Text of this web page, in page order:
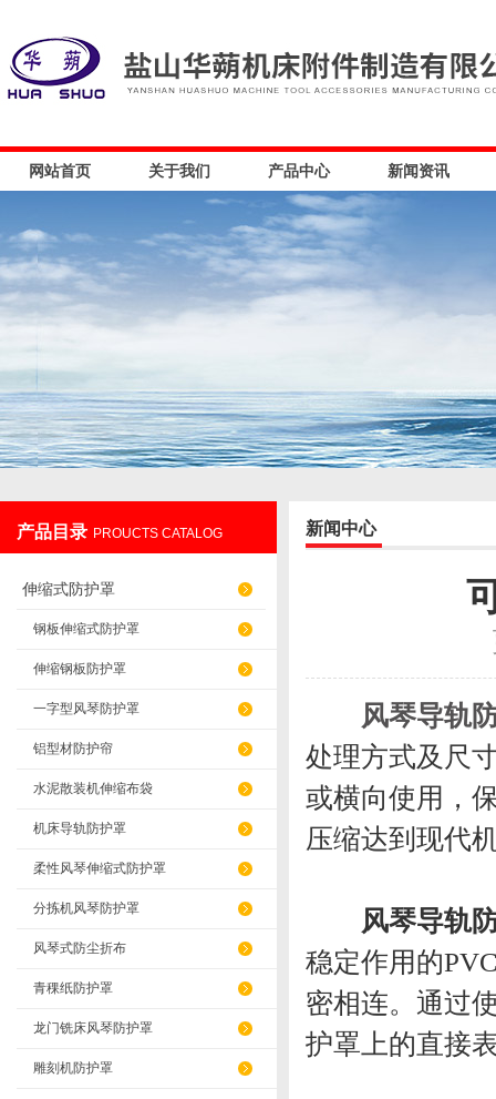
盐山华蒴机床附件制造有限公司
网站首页 关于我们 产品中心 新闻资讯
产品目录 PROUCTS CATALOG
伸缩式防护罩
钢板伸缩式防护罩
伸缩钢板防护罩
一字型风琴防护罩
铝型材防护帘
水泥散装机伸缩布袋
机床导轨防护罩
柔性风琴伸缩式防护罩
分拣机风琴防护罩
风琴式防尘折布
青稞纸防护罩
龙门铣床风琴防护罩
雕刻机防护罩
新闻中心
风琴导轨
处理方式及尺
或横向使用，
压缩达到现代
风琴导轨
稳定作用的
密相连。通过
护罩上的直接